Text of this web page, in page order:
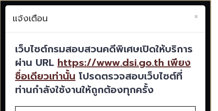
TH
×
แจ้งเตือน
เว็บไซต์กรมสอบสวนคดีพิเศษเปิดให้บริการ
ผ่าน URL https://www.dsi.go.th เพียง
ชื่อเดียวเท่านั้น โปรดตรวจสอบเว็บไซต์ที่
ท่านกำลังใช้งานให้ถูกต้องทุกครั้ง